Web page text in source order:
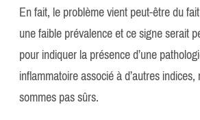
En fait, le problème vient peut-être du
une faible prévalence et ce signe serait
pour indiquer la présence d’une
inflammatoire associé à d’autres indices,
sommes pas sûrs.